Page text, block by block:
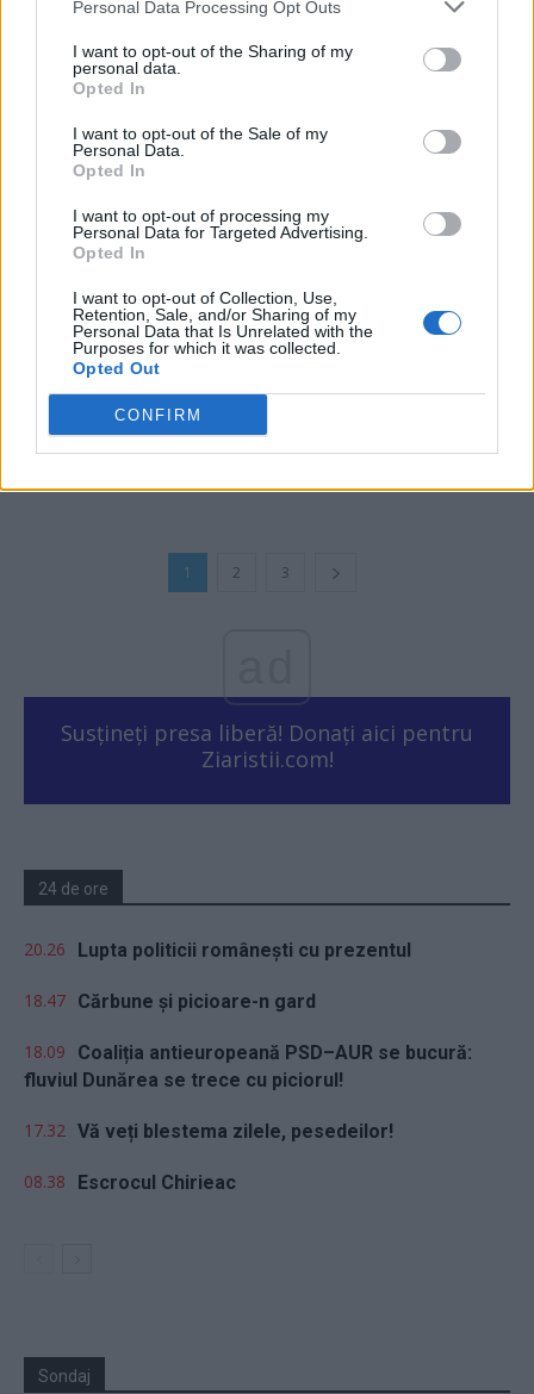
Personal Data Processing Opt Outs
I want to opt-out of the Sharing of my
personal data.
Opted In
I want to opt-out of the Sale of my
Personal Data.
Opted In
I want to opt-out of processing my
Personal Data for Targeted Advertising.
Opted In
I want to opt-out of Collection, Use,
Retention, Sale, and/or Sharing of my
Personal Data that Is Unrelated with the
Purposes for which it was collected.
Opted Out
CONFIRM
lunii...
Redacţia - vineri, 20 decembrie 2024
Năsui dezvăluie ce înseamnă „situație
gravă“ pentru Ciolacu: „Din 1.000 de...
1 2 3
Susțineți presa liberă! Donați aici pentru
Ziaristii.com!
24 de ore
20.26 Lupta politicii românești cu prezentul
18.47 Cărbune și picioare-n gard
18.09
Coaliția antieuropeană PSD–AUR se bucură:
fluviul Dunărea se trece cu piciorul!
17.32 Vă veți blestema zilele, pesedeilor!
08.38 Escrocul Chirieac
Sondaj